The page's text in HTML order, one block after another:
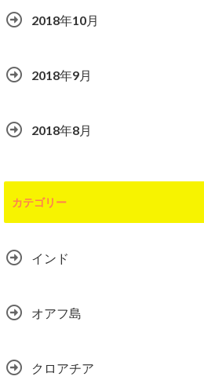
2018年10月
2018年9月
2018年8月
カテゴリー
インド
オアフ島
クロアチア